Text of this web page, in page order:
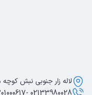
لاله زار جنوبی نبش کوچه